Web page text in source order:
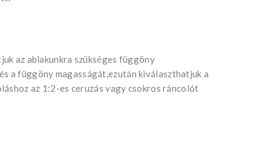
az ablakunkra szükséges függöny
a függöny magasságát,ezután kiválaszthatjuk a
az 1:2-es ceruzás vagy csokros ráncolót